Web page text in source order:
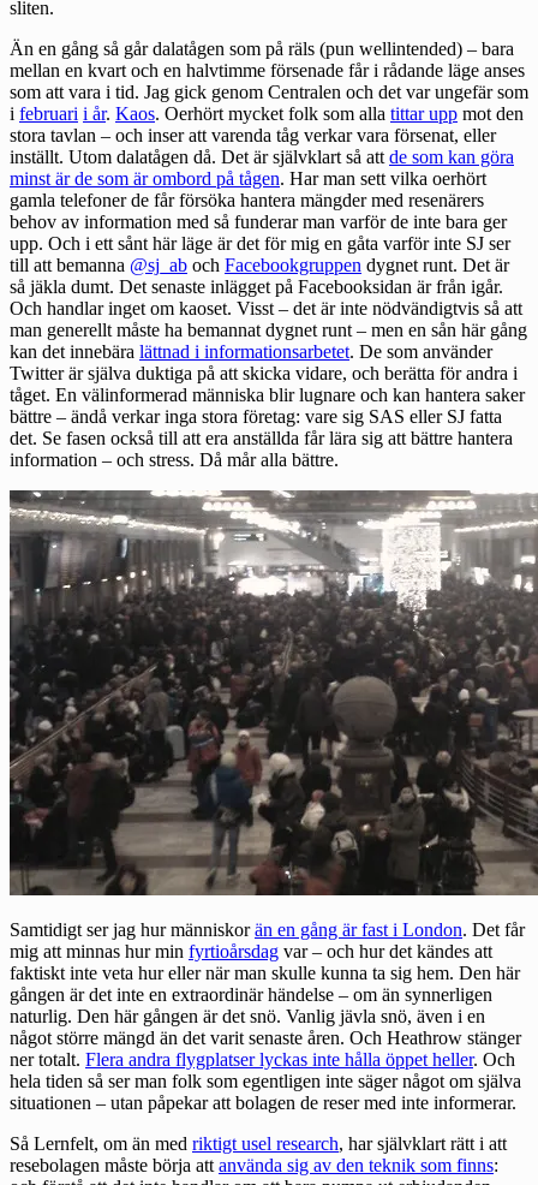
sliten.
Än en gång så går dalatågen som på räls (pun wellintended) – bara
mellan en kvart och en halvtimme försenade får i rådande läge anses
som att vara i tid. Jag gick genom Centralen och det var ungefär som
i februari i år. Kaos. Oerhört mycket folk som alla tittar upp mot den
stora tavlan – och inser att varenda tåg verkar vara försenat, eller
inställt. Utom dalatågen då. Det är självklart så attde som kan göra
minst är de som är ombord på tågen. Har man sett vilka oerhört
gamla telefoner de får försöka hantera mängder med resenärers
behov av information med så funderar man varför de inte bara ger
upp. Och i ett sånt här läge är det för mig en gåta varför inte SJ ser
till att bemanna @sj_ab och Facebookgruppen dygnet runt. Det är
så jäkla dumt. Det senaste inlägget på Facebooksidan är från igår.
Och handlar inget om kaoset. Visst – det är inte nödvändigtvis så att
man generellt måste ha bemannat dygnet runt – men en sån här gång
kan det innebära lättnad i informationsarbetet. De som använder
Twitter är själva duktiga på att skicka vidare, och berätta för andra i
tåget. En välinformerad människa blir lugnare och kan hantera saker
bättre – ändå verkar inga stora företag: vare sig SAS eller SJ fatta
det. Se fasen också till att era anställda får lära sig att bättre hantera
information – och stress. Då mår alla bättre.
Samtidigt ser jag hur människorän en gång är fast i London. Det får
mig att minnas hur min fyrtioårsdag var – och hur det kändes att
faktiskt inte veta hur eller när man skulle kunna ta sig hem. Den här
gången är det inte en extraordinär händelse – om än synnerligen
naturlig. Den här gången är det snö. Vanlig jävla snö, även i en
något större mängd än det varit senaste åren. Och Heathrow stänger
ner totalt. Flera andra flygplatser lyckas inte hålla öppet heller. Och
hela tiden så ser man folk som egentligen inte säger något om själva
situationen – utan påpekar att bolagen de reser med inte informerar.
Så Lernfelt, om än med riktigt usel research, har självklart rätt i att
resebolagen måste börja attanvända sig av den teknik som finns: